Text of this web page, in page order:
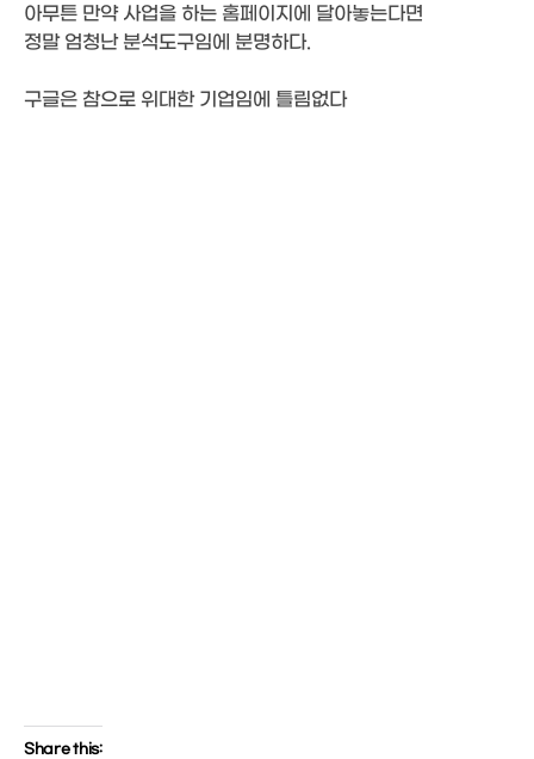
아무튼 만약 사업을 하는 홈페이지에 달아놓는다면
정말 엄청난 분석도구임에 분명하다.
구글은 참으로 위대한 기업임에 틀림없다
Share this: